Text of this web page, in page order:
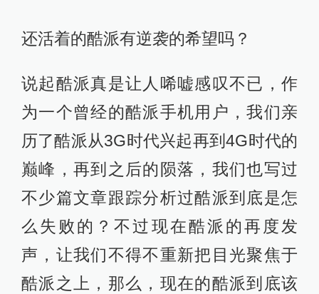
还活着的酷派有逆袭的希望吗？
说起酷派真是让人唏嘘感叹不已，作
为一个曾经的酷派手机用户，我们亲
历了酷派从3G时代兴起再到4G时代的
巅峰，再到之后的陨落，我们也写过
不少篇文章跟踪分析过酷派到底是怎
么失败的？不过现在酷派的再度发
声，让我们不得不重新把目光聚焦于
酷派之上，那么，现在的酷派到底该